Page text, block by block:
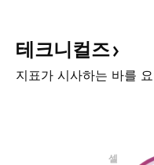
테크니컬즈
지표가 시사하는 바를
셀